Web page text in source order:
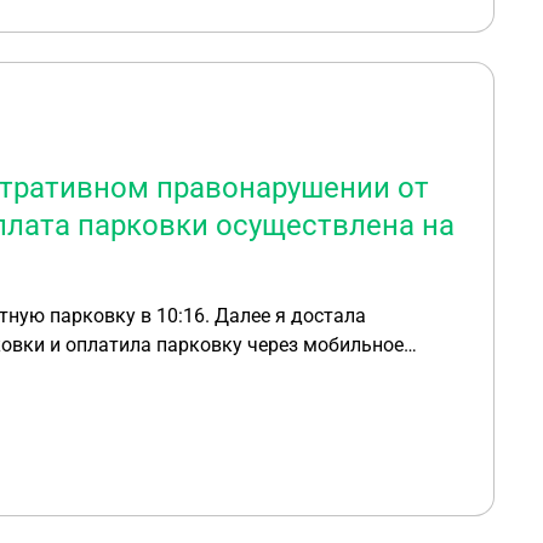
правонарушении от
парковки осуществлена на
и оплатила парковку через мобильное
без осуществления оплаты в нарушение